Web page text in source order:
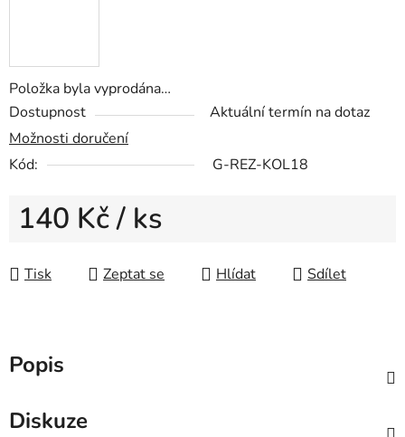
Položka byla vyprodána…
Dostupnost
Aktuální termín na dotaz
Možnosti doručení
Kód:
G-REZ-KOL18
140 Kč/ ks
Tisk
Zeptat se Hlídat Sdílet
Popis
Diskuze